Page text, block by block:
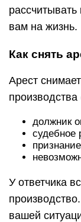
рассчитывать
вам на жизнь.
Как снять
Арест
должник
судебное
У ответчика
вашей